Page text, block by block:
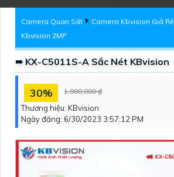
Camera Quan Sát Camera Kbvision Giá Rẻ
Kbvision 2MP
➠ KX-C5011S-A Sắc Nét KBvision
30% 1,980,000 ₫
Thương hiệu: KBvision
Ngày đăng: 6/30/2023 3:57:12 PM